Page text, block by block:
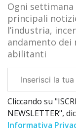
Ogni settimana
principali
l’industria,
andamento dei
abilitanti
aziendale
Cliccando su
NEWSLETTER",
Informativa